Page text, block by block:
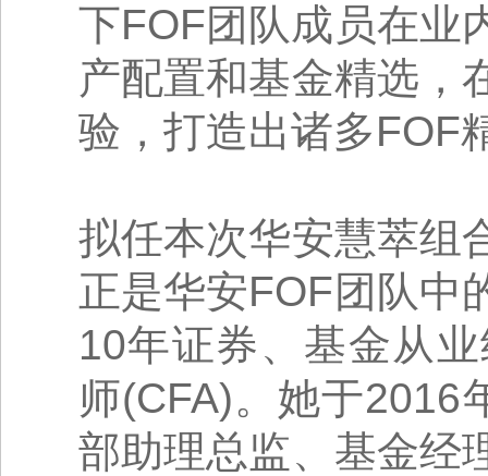
下FOF团队成员在业
产配置和基金精选，
验，打造出诸多FOF
拟任本次华安慧萃组
正是华安FOF团队中
10年证券、基金从
师(CFA)。她于2016
部助理总监、基金经